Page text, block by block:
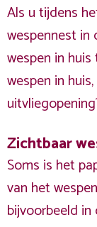
Als u tijdens
wespennest in
wespen in
wespen in
Zichtbaar
Soms is het
van het
bijvoorbeeld